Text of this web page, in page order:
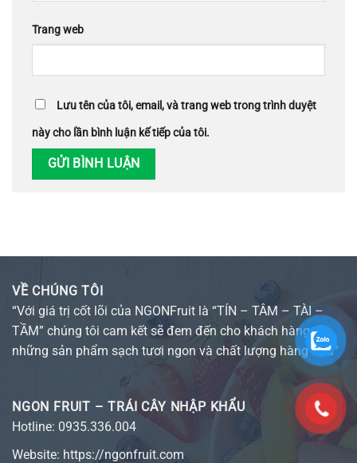
Trang web
Lưu tên của tôi, email, và trang web trong trình duyệt
này cho lần bình luận kế tiếp của tôi.
VỀ CHÚNG TÔI
“Với giá trị cốt lõi của NGONFruit là “TÍN – TÂM – TÀI –
TẦM” chúng tôi cam kết sẽ đem đến cho khách hàng
những sản phẩm sạch tươi ngon và chất lượng hàng đầu”
NGON FRUIT – TRÁI CÂY NHẬP KHẨU
Hotline: 0935.336.004
Website: https://ngonfruit.com